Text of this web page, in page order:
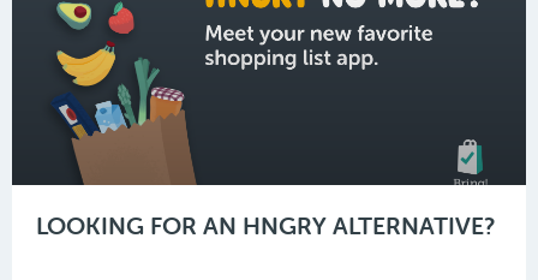
LOOKING FOR AN HNGRY ALTERNATIVE?